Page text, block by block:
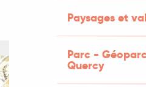
Paysages et
Parc -
Quercy